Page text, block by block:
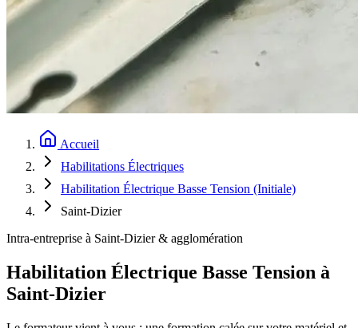
Accueil
Habilitations Électriques
Habilitation Électrique Basse Tension (Initiale)
Saint-Dizier
Intra-entreprise à Saint-Dizier & agglomération
Habilitation Électrique Basse Tension à
Saint-Dizier